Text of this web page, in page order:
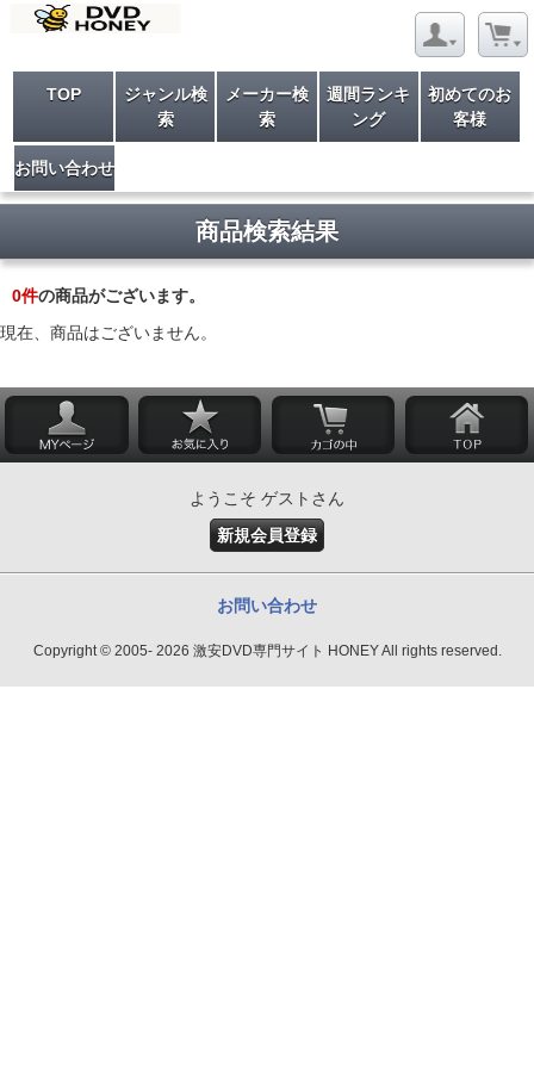
TOP
ジャンル検
索
メーカー検
索
週間ランキ
ング
初めてのお
客様
お問い合わせ
商品検索結果
0件の商品がございます。
現在、商品はございません。
ようこそ ゲストさん
新規会員登録
お問い合わせ
Copyright © 2005- 2026 激安DVD専門サイト HONEY All rights reserved.